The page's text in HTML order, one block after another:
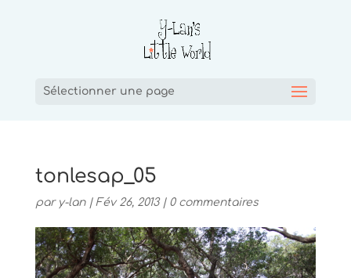
Sélectionner une page
tonlesap_05
par y-lan| Fév 26, 2013| 0 commentaires